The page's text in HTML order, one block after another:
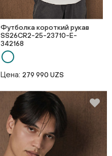
Футболка короткий рукав
SS26CR2-25-23710-E-
342168
Цена: 279 990 UZS